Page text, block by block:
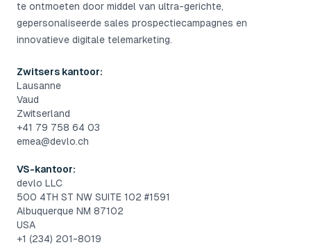
te ontmoeten door middel van ultra-gerichte,
gepersonaliseerde sales prospectiecampagnes en
innovatieve digitale telemarketing.
Zwitsers kantoor:
Lausanne
Vaud
Zwitserland
+41 79 758 64 03
emea@devlo.ch
VS-kantoor:
devlo LLC
500 4TH ST NW SUITE 102 #1591
Albuquerque NM 87102
USA
+1 (234) 201-8019